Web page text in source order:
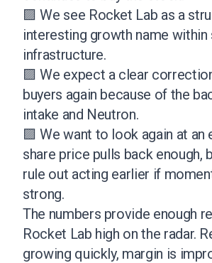
🟪 We see Rocket Lab as a
interesting growth name within
infrastructure.
🟪 We expect a clear
buyers again because of the
intake and Neutron.
🟪 We want to look again at an
share price pulls back enough,
rule out acting earlier if
strong.
The numbers provide enough
Rocket Lab high on the radar.
growing quickly, margin is